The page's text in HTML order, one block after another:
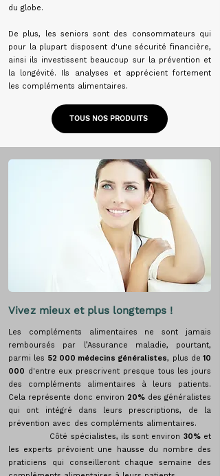
du globe.
De plus, les seniors sont des consommateurs qui
pour la plupart disposent d'une sécurité financière,
ainsi ils investissent beaucoup sur la prévention et
la longévité. Ils analyses et apprécient fortement
les compléments alimentaires.
TOUS NOS PRODUITS
Vivez mieux et plus longtemps !
Les compléments alimentaires ne sont jamais
remboursés par l’Assurance maladie, pourtant,
parmi les 52 000 médecins généralistes, plus de 10
000 d'entre eux prescrivent presque tous les jours
des compléments alimentaires à leurs patients.
Cela représente donc environ 20% des généralistes
qui ont intégré dans leurs prescriptions, de la
prévention avec des compléments alimentaires.
Côté spécialistes, ils sont environ 30%et
les experts prévoient une hausse du nombre des
praticiens qui conseilleront chaque semaine des